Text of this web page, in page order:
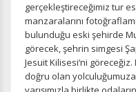
gerçekleştireceğimiz tur
manzaralarını
bulunduğu eski şehirde
görecek, şehrin simgesi
Jesuit Kilisesi‘ni
doğru olan